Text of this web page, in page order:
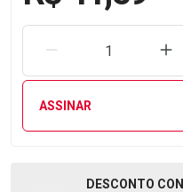
REMOVER UMA
ASSINAR
DESCONTO